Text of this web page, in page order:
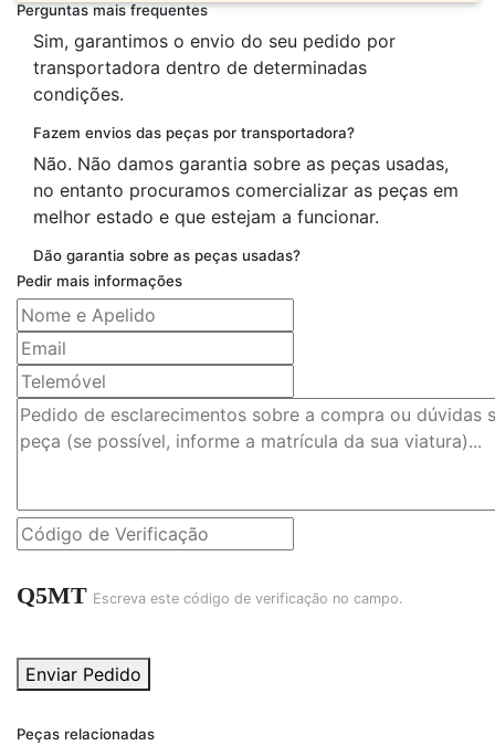
Perguntas mais frequentes
Sim, garantimos o envio do seu pedido por
transportadora dentro de determinadas
condições.
Fazem envios das peças por transportadora?
Não. Não damos garantia sobre as peças usadas,
no entanto procuramos comercializar as peças em
melhor estado e que estejam a funcionar.
Dão garantia sobre as peças usadas?
Pedir mais informações
Q5MT Escreva este código de verificação no campo.
Enviar Pedido
Peças relacionadas